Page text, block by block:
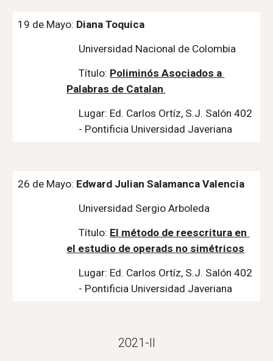
19 de Mayo: Diana Toquica
Universidad Nacional de Colombia
Título: Poliminós Asociados a
Palabras de Catalan.
Lugar: Ed. Carlos Ortíz, S.J. Salón 402
- Pontificia Universidad Javeriana
26 de Mayo: Edward Julian Salamanca Valencia
Universidad Sergio Arboleda
Título: El método de reescritura en
el estudio de operads no simétricos
Lugar: Ed. Carlos Ortíz, S.J. Salón 402
- Pontificia Universidad Javeriana
2021-II